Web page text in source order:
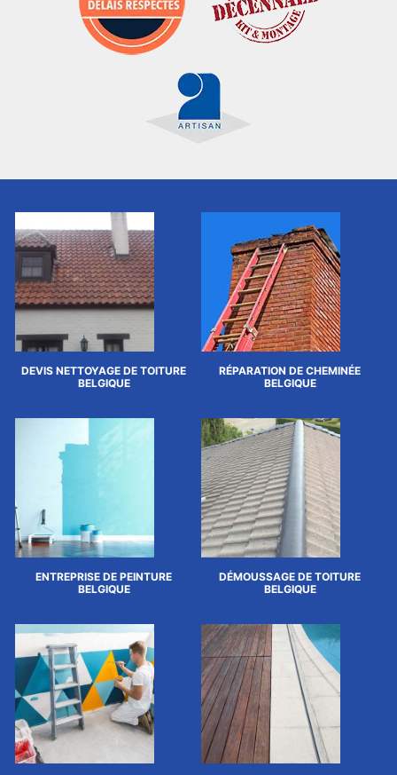
DEVIS NETTOYAGE DE TOITURE
BELGIQUE
RÉPARATION DE CHEMINÉE
BELGIQUE
ENTREPRISE DE PEINTURE
BELGIQUE
DÉMOUSSAGE DE TOITURE
BELGIQUE